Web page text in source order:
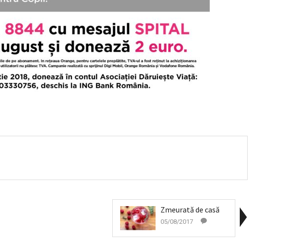
Zmeurată de casă
05/08/2017